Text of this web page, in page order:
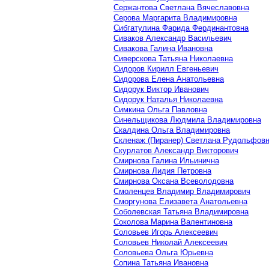
Сержантова Светлана Вячеславовна
Серова Маргарита Владимировна
Сибгатулина Фарида Фердинантовна
Сиваков Александр Васильевич
Сивакова Галина Ивановна
Сиверскова Татьяна Николаевна
Сидоров Кирилл Евгеньевич
Сидорова Елена Анатольевна
Сидорук Виктор Иванович
Сидорук Наталья Николаевна
Симкина Ольга Павловна
Синельщикова Людмила Владимировна
Скалдина Ольга Владимировна
Скленаж (Пиранер) Светлана
Скурлатов Александр Викторович
Смирнова Галина Ильинична
Смирнова Лидия Петровна
Смирнова Оксана Всеволодовна
Смоленцев Владимир Владимирович
Сморгунова Елизавета Анатольевна
Соболевская Татьяна Владимировна
Соколова Марина Валентиновна
Соловьев Игорь Алексеевич
Соловьев Николай Алексеевич
Соловьева Ольга Юрьевна
Сопина Татьяна Ивановна